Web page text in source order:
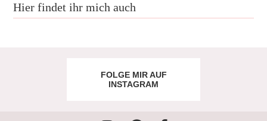
Hier findet ihr mich auch
FOLGE MIR AUF
INSTAGRAM